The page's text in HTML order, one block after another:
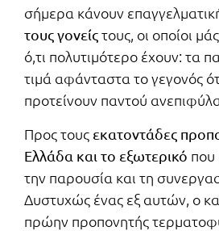
σήμερα κάνουν
τους γονείςτους, οι οποίοι
ό,τι πολυτιμότερο έχουν: τα
τιμά αφάνταστα το γεγονός
προτείνουν παντού
Προς τους εκατοντάδες
Ελλάδα και το εξωτερικό που
την παρουσία και τη
Δυστυχώς ένας εξ αυτών, ο
πρώην προπονητής